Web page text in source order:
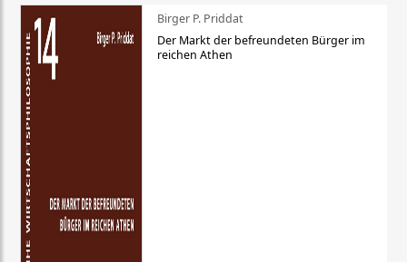
Birger P. Priddat
Der Markt der befreundeten Bürger im
reichen Athen